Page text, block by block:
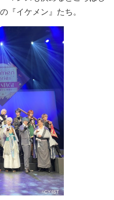
『イケメン』たち。